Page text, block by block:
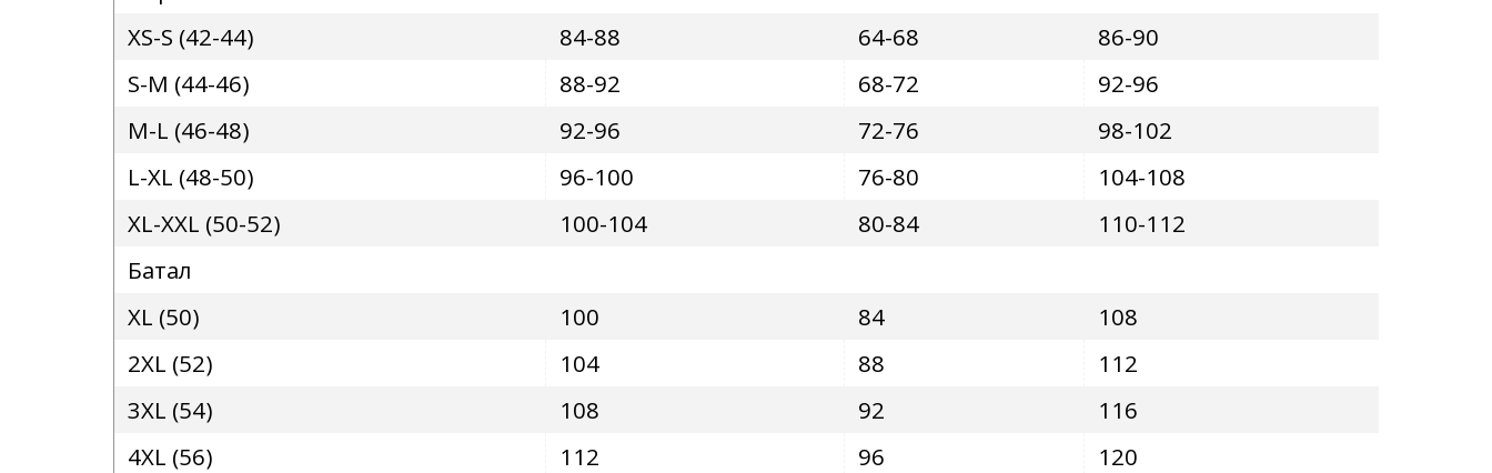
XS-S (42-44)
84-88 64-68
86-90
S-M (44-46)
88-92 68-72
92-96
M-L (46-48)
92-96 72-76
98-102
L-XL (48-50)
96-100 76-80
104-108
XL-XXL (50-52)
100-104 80-84
110-112
Батал
XL (50)
100 84
108
2XL (52)
104 88
112
3XL (54)
108 92
116
4XL (56)
112 96
120